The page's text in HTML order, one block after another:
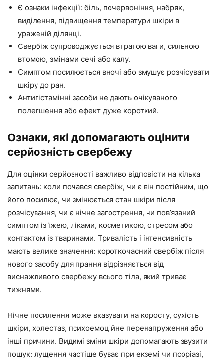
Є ознаки інфекції: біль, почервоніння, набряк,
виділення, підвищення температури шкіри в
ураженій ділянці.
Свербіж супроводжується втратою ваги, сильною
втомою, змінами сечі або калу.
Симптом посилюється вночі або змушує розчісувати
шкіру до ран.
Антигістамінні засоби не дають очікуваного
полегшення або ефект дуже короткий.
Ознаки, які допомагають оцінити
серйозність свербежу
Для оцінки серйозності важливо відповісти на кілька
запитань: коли почався свербіж, чи є він постійним, що
його посилює, чи змінюється стан шкіри після
розчісування, чи є нічне загострення, чи пов’язаний
симптом із їжею, ліками, косметикою, стресом або
контактом із тваринами. Тривалість і інтенсивність
мають велике значення: короткочасний свербіж після
нового засобу для прання відрізняється від
виснажливого свербежу всього тіла, який триває
тижнями.
Нічне посилення може вказувати на коросту, сухість
шкіри, холестаз, психоемоційне перенапруження або
інші причини. Видимі зміни шкіри допомагають звузити
пошук: лущення частіше буває при екземі чи псоріазі,